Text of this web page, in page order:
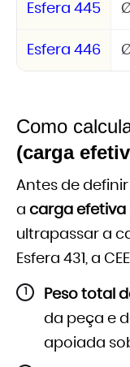
Esfera 445
Esfera 446
Como
(carga
Antes de
a carga efetiva
ultrapassar a
Esfera 431, a
Peso total
da peça e
apoiada